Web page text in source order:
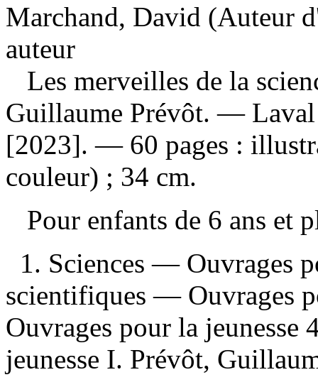
Marchand, David (Auteur
auteur
Les merveilles de la
Guillaume Prévôt. — Laval
[2023]. — 60 pages :
couleur) ; 34 cm.
Pour enfants de 6 ans et
1. Sciences — Ouvrages
scientifiques — Ouvrages
Ouvrages pour la jeunesse
jeunesse I. Prévôt,